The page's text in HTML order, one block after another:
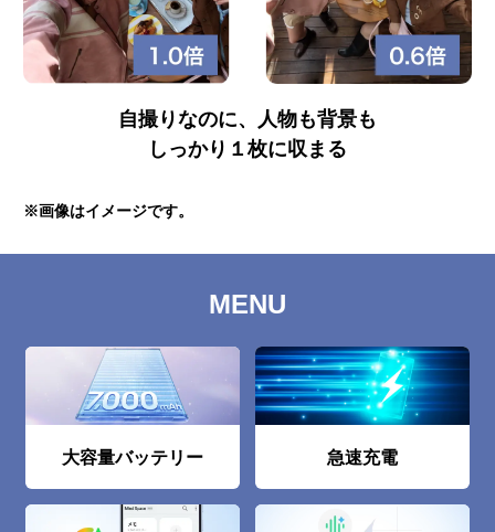
⾃撮りなのに、⼈物も背景も
しっかり１枚に収まる
※画像はイメージです。
MENU
大容量バッテリー 急速充電